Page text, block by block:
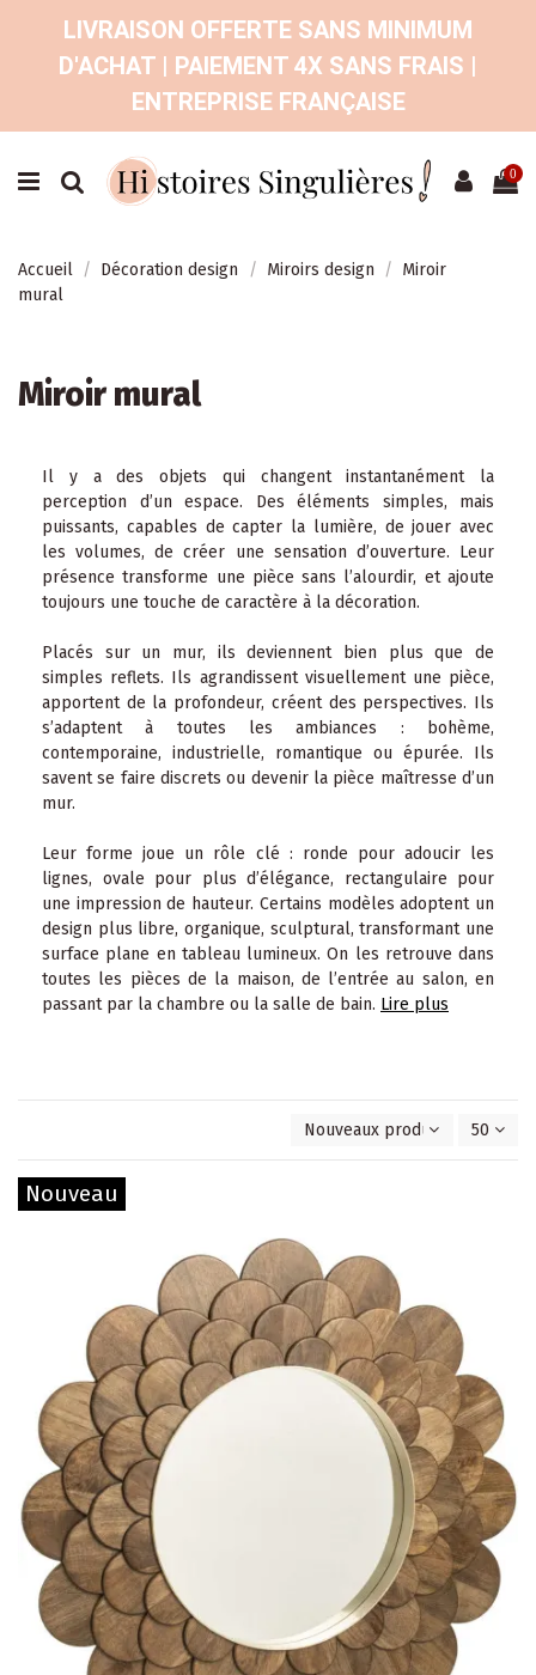
LIVRAISON OFFERTE SANS MINIMUM
D'ACHAT | PAIEMENT 4X SANS FRAIS |
ENTREPRISE FRANÇAISE
0
Accueil Décoration design Miroirs design
Miroir
mural
Miroir mural
Il y a des objets qui changent instantanément la
perception d’un espace. Des éléments simples, mais
puissants, capables de capter la lumière, de jouer avec
les volumes, de créer une sensation d’ouverture. Leur
présence transforme une pièce sans l’alourdir, et ajoute
toujours une touche de caractère à la décoration.
Placés sur un mur, ils deviennent bien plus que de
simples reflets. Ils agrandissent visuellement une pièce,
apportent de la profondeur, créent des perspectives. Ils
s’adaptent à toutes les ambiances : bohème,
contemporaine, industrielle, romantique ou épurée. Ils
savent se faire discrets ou devenir la pièce maîtresse d’un
mur.
Leur forme joue un rôle clé : ronde pour adoucir les
lignes, ovale pour plus d’élégance, rectangulaire pour
une impression de hauteur. Certains modèles adoptent un
design plus libre, organique, sculptural, transformant une
surface plane en tableau lumineux. On les retrouve dans
toutes les pièces de la maison, de l’entrée au salon, en
passant par la chambre ou la salle de bain. Lire plus
Nouveaux produits en50
Nouveau